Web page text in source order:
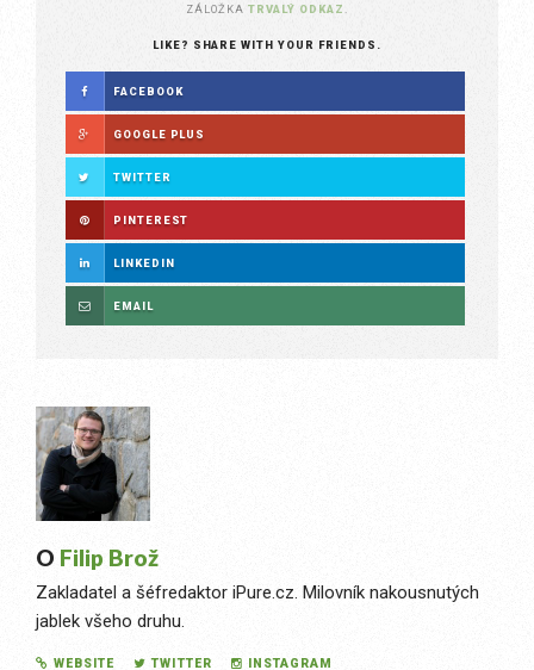
ZÁLOŽKA TRVALÝ ODKAZ.
LIKE? SHARE WITH YOUR FRIENDS.
FACEBOOK
GOOGLE PLUS
TWITTER
PINTEREST
LINKEDIN
EMAIL
O Filip Brož
Zakladatel a šéfredaktor iPure.cz. Milovník nakousnutých
jablek všeho druhu.
WEBSITE TWITTER INSTAGRAM